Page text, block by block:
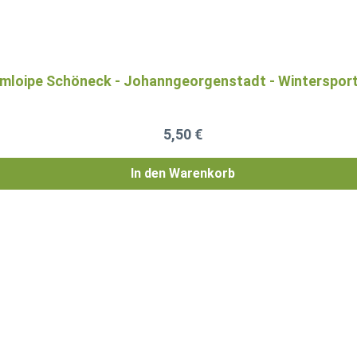
Schöneck - Johanngeorgenstadt -
Regulärer Preis:
5,50 €
In den Warenkorb